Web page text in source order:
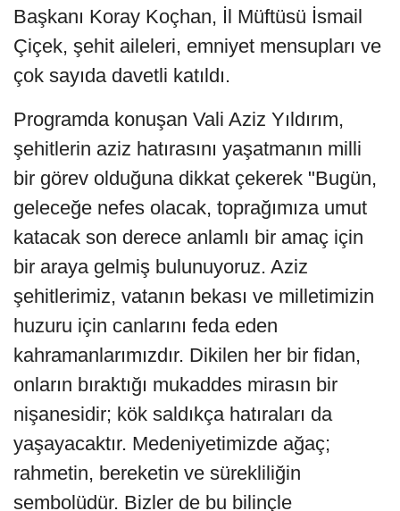
Başkanı Koray Koçhan, İl Müftüsü İsmail
Çiçek, şehit aileleri, emniyet mensupları ve
çok sayıda davetli katıldı.
Programda konuşan Vali Aziz Yıldırım,
şehitlerin aziz hatırasını yaşatmanın milli
bir görev olduğuna dikkat çekerek "Bugün,
geleceğe nefes olacak, toprağımıza umut
katacak son derece anlamlı bir amaç için
bir araya gelmiş bulunuyoruz. Aziz
şehitlerimiz, vatanın bekası ve milletimizin
huzuru için canlarını feda eden
kahramanlarımızdır. Dikilen her bir fidan,
onların bıraktığı mukaddes mirasın bir
nişanesidir; kök saldıkça hatıraları da
yaşayacaktır. Medeniyetimizde ağaç;
rahmetin, bereketin ve sürekliliğin
sembolüdür. Bizler de bu bilinçle